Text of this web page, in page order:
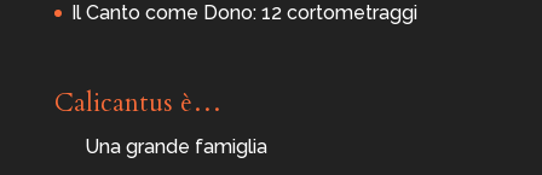
Il Canto come Dono: 12 cortometraggi
Calicantus è…
Una grande famiglia